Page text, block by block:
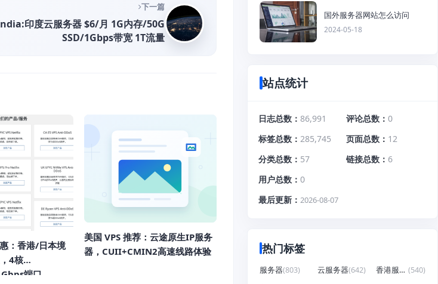
下一篇
印度云服务器 $6/月 1G内存/50G
SSD/1Gbps带宽 1T流量
：香港/日本境
4核
端口
美国 VPS 推荐：云途原生IP服务
器，CUII+CMIN2高速线路体验
国外服务器网站怎么访问
2024-05-18
站点统计
日志总数 86,991 评论总数
0
标签总数
285,745 页面总数
12
分类总数
57 链接总数
6
用户总数
0
最后更新
2026-08-07
热门标签
服务器(803) 云服务器(642) 香港服务器 (540)